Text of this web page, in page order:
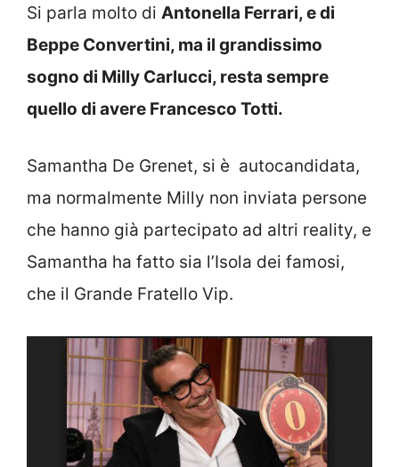
Si parla molto di Antonella Ferrari, e di
Beppe Convertini, ma il grandissimo
sogno di Milly Carlucci, resta sempre
quello di avere Francesco Totti.
Samantha De Grenet, si è autocandidata,
ma normalmente Milly non inviata persone
che hanno già partecipato ad altri reality, e
Samantha ha fatto sia l’Isola dei famosi,
che il Grande Fratello Vip.